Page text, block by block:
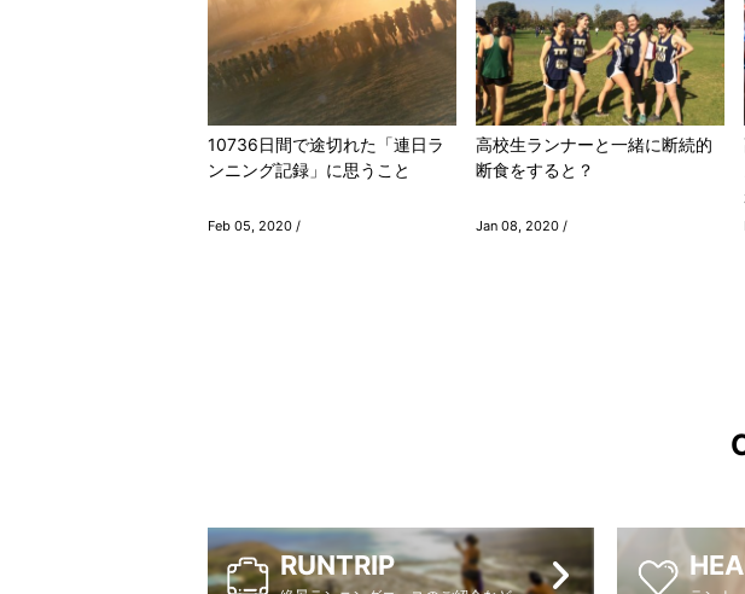
10736日間で途切れた「連日ラ
ンニング記録」に思うこと
Feb 05, 2020 /
高校生ランナーと一緒に断続的
断食をすると？
Jan 08, 2020 /
RUNTRIP